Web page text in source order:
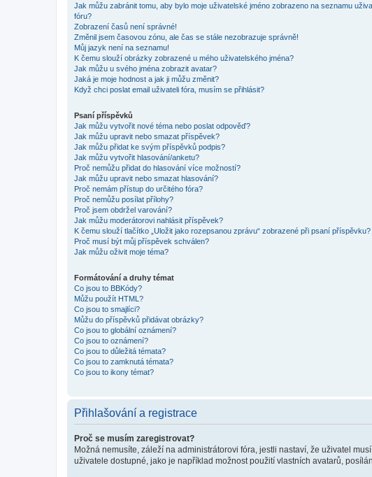
Jak můžu zabránit tomu, aby bylo moje uživatelské jméno zobrazeno na seznamu
fóru?
Zobrazení časů není správné!
Změnil jsem časovou zónu, ale čas se stále nezobrazuje správně!
Můj jazyk není na seznamu!
K čemu slouží obrázky zobrazené u mého uživatelského jména?
Jak můžu u svého jména zobrazit avatar?
Jaká je moje hodnost a jak ji můžu změnit?
Když chci poslat email uživateli fóra, musím se přihlásit?
Psaní příspěvků
Jak můžu vytvořit nové téma nebo poslat odpověď?
Jak můžu upravit nebo smazat příspěvek?
Jak můžu přidat ke svým příspěvků podpis?
Jak můžu vytvořit hlasování/anketu?
Proč nemůžu přidat do hlasování více možností?
Jak můžu upravit nebo smazat hlasování?
Proč nemám přístup do určitého fóra?
Proč nemůžu posílat přílohy?
Proč jsem obdržel varování?
Jak můžu moderátorovi nahlásit příspěvek?
K čemu slouží tlačítko „Uložit jako rozepsanou zprávu“ zobrazené při psaní příspěvku?
Proč musí být můj příspěvek schválen?
Jak můžu oživit moje téma?
Formátování a druhy témat
Co jsou to BBKódy?
Můžu použít HTML?
Co jsou to smajlíci?
Můžu do příspěvků přidávat obrázky?
Co jsou to globální oznámení?
Co jsou to oznámení?
Co jsou to důležitá témata?
Co jsou to zamknutá témata?
Co jsou to ikony témat?
Přihlašování a registrace
Proč se musím zaregistrovat?
Možná nemusíte, záleží na administrátorovi fóra, jestli nastaví, že uživatel
uživatele dostupné, jako je například možnost použití vlastních avatarů,